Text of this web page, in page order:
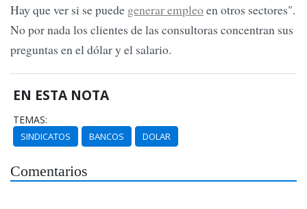
Hay que ver si se puede generar empleoen otros sectores".
No por nada los clientes de las consultoras concentran sus
preguntas en el dólar y el salario.
EN ESTA NOTA
TEMAS:
SINDICATOS BANCOS DOLAR
Comentarios